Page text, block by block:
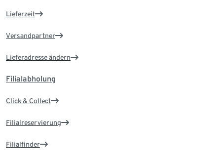
Lieferzeit
Versandpartner
Lieferadresse ändern
Filialabholung
Click & Collect
Filialreservierung
Filialfinder